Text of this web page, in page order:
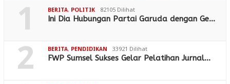
1 BERITA, POLITIK 82105 Dilihat
Ini Dia Hubungan Partai Garuda dengan Ge…
2 BERITA, PENDIDIKAN 33921 Dilihat
FWP Sumsel Sukses Gelar Pelatihan Jurnal…